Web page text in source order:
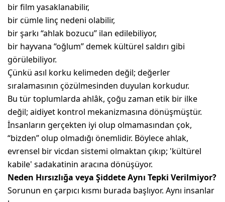
bir film yasaklanabilir,
bir cümle linç nedeni olabilir,
bir şarkı “ahlak bozucu” ilan edilebiliyor,
bir hayvana “oğlum” demek kültürel saldırı gibi
görülebiliyor.
Çünkü asıl korku kelimeden değil; değerler
sıralamasının çözülmesinden duyulan korkudur.
Bu tür toplumlarda ahlâk, çoğu zaman etik bir ilke
değil; aidiyet kontrol mekanizmasına dönüşmüştür.
İnsanların gerçekten iyi olup olmamasından çok,
“bizden” olup olmadığı önemlidir. Böylece ahlak,
evrensel bir vicdan sistemi olmaktan çıkıp; 'kültürel
kabile' sadakatinin aracına dönüşüyor.
Neden Hırsızlığa veya Şiddete Aynı Tepki Verilmiyor?
Sorunun en çarpıcı kısmı burada başlıyor. Aynı insanlar